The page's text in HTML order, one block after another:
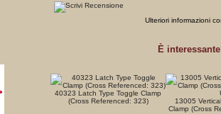
Ulteriori informazioni
È
40323 Latch Type Toggle Clamp
(Cross Referenced: 323)
13005
Clamp (Cross